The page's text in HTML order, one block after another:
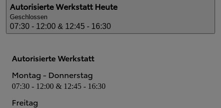
Autorisierte Werkstatt Heute
Geschlossen
07:30 - 12:00 & 12:45 - 16:30
Autorisierte Werkstatt
Montag - Donnerstag
07:30 - 12:00 & 12:45 - 16:30
Freitag